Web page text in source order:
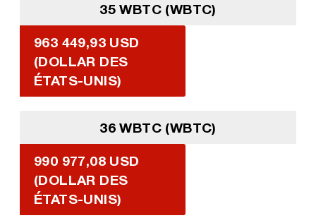
35 WBTC (WBTC)
963 449,93 USD
(DOLLAR DES
ÉTATS-UNIS)
36 WBTC (WBTC)
990 977,08 USD
(DOLLAR DES
ÉTATS-UNIS)